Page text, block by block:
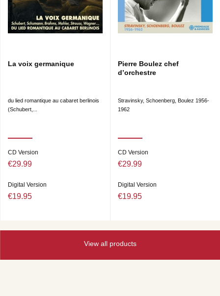
La voix germanique
du lied romantique au cabaret berlinois
(Schubert,...
CD Version
€29.99
Digital Version
€19.95
Pierre Boulez chef
d’orchestre
Stravinsky, Schoenberg, Boulez 1956-
1962
CD Version
€29.99
Digital Version
€19.95
View all products